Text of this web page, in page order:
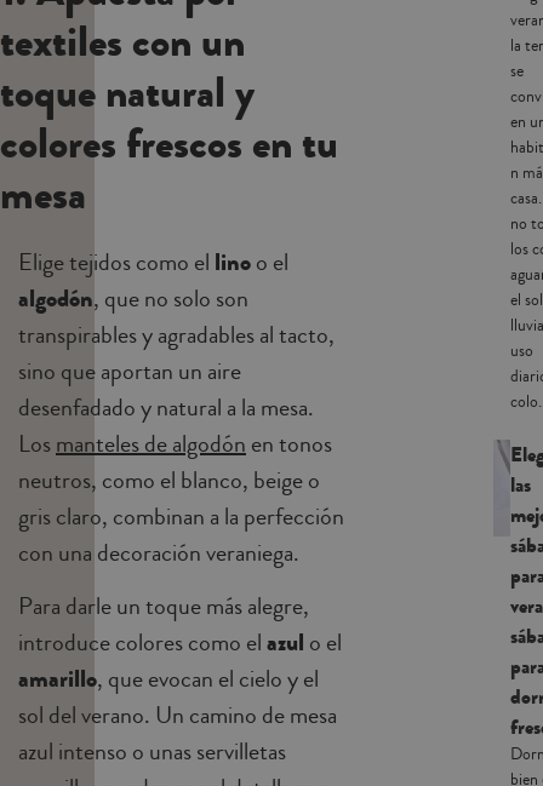
textiles con un
toque natural y
colores frescos en tu
mesa
Elige tejidos como el linoo el
algodón, que no solo son
transpirables y agradables al tacto,
sino que aportan un aire
desenfadado y natural a la mesa.
Losmanteles de algodónen tonos
neutros, como el blanco, beige o
gris claro, combinan a la perfección
con una decoración veraniega.
Para darle un toque más alegre,
introduce colores como elazul o el
amarillo, que evocan el cielo y el
sol del verano. Un camino de mesa
azul intenso o unasservilletas
la
se
en
n
no
los
el
uso
las
bien